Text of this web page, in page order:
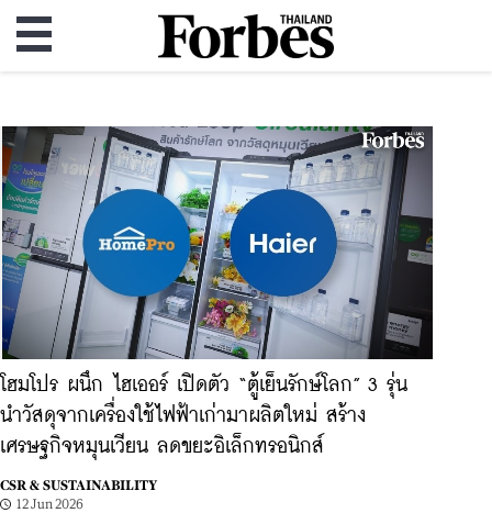
โฮมโปร ผนึก ไฮเออร์ เปิดตัว “ตู้เย็นรักษ์โลก” 3 รุ่น
นำวัสดุจากเครื่องใช้ไฟฟ้าเก่ามาผลิตใหม่ สร้าง
เศรษฐกิจหมุนเวียน ลดขยะอิเล็กทรอนิกส์
CSR & SUSTAINABILITY
12 Jun 2026